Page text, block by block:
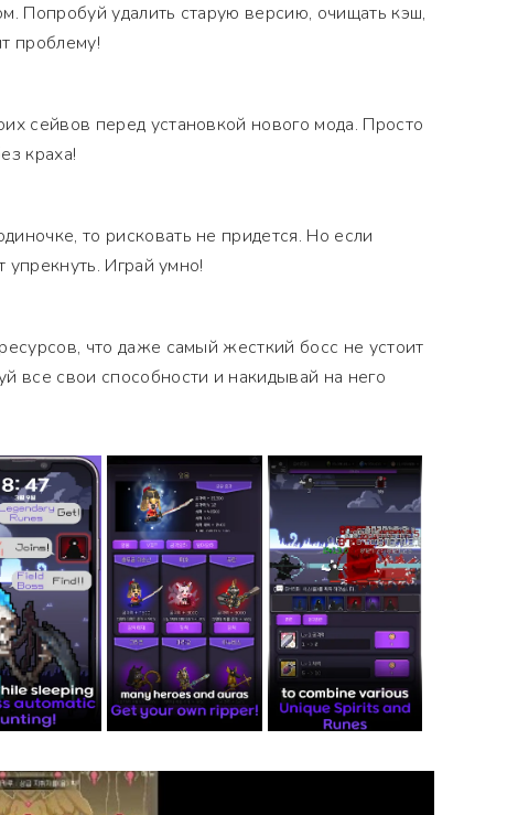
Попробуй удалить старую версию, очищать кэш,
проблему!
сейвов перед установкой нового мода. Просто
краха!
то рисковать не придется. Но если
упрекнуть. Играй умно!
что даже самый жесткий босс не устоит
все свои способности и накидывай на него